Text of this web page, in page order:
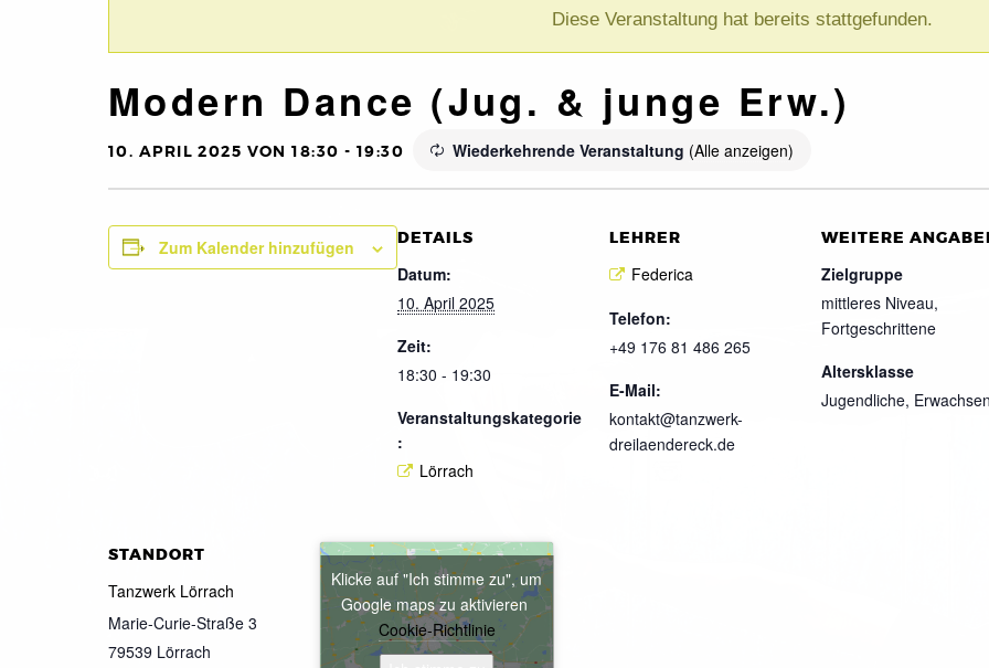
Diese Veranstaltung hat bereits stattgefunden.
Modern Dance (Jug. & junge Erw.)
10. APRIL 2025 VON 18:30 - 19:30 Wiederkehrende Veranstaltung (Alle anzeigen)
Zum Kalender hinzufügen DETAILS
Datum:
10. April 2025
Zeit:
18:30 - 19:30
Veranstaltungskategorie
:
Lörrach
LEHRER
Federica
Telefon:
+49 176 81 486 265
E-Mail:
kontakt@tanzwerk-
dreilaendereck.de
WEITERE
Zielgruppe
mittleres Niveau,
Fortgeschrittene
Altersklasse
Jugendliche,
STANDORT
Tanzwerk Lörrach
Marie-Curie-Straße 3
79539 Lörrach
Klicke auf "Ich stimme zu", um
Google maps zu aktivieren
Cookie-Richtlinie